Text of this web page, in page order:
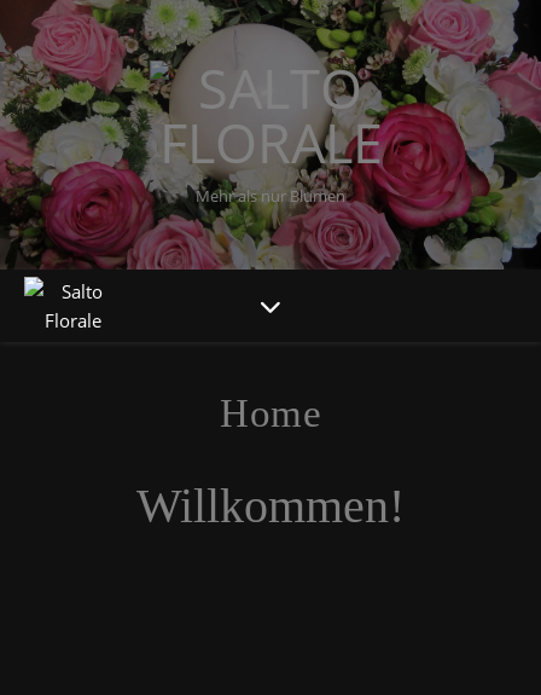
Mehr als nur Blumen
Home
Willkommen!